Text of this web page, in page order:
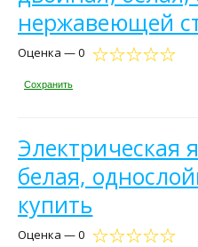
нержавеющей
Оценка — 0
Сохранить
Электрическая
белая,
купить
Оценка — 0